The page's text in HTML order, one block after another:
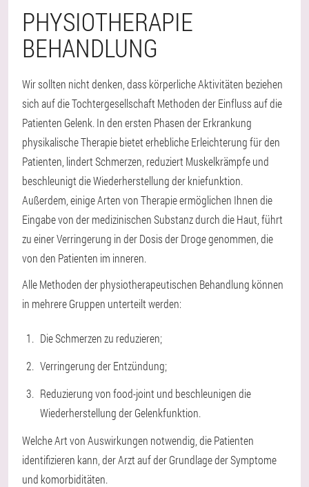
PHYSIOTHERAPIE
BEHANDLUNG
Wir sollten nicht denken, dass körperliche Aktivitäten beziehen
sich auf die Tochtergesellschaft Methoden der Einfluss auf die
Patienten Gelenk. In den ersten Phasen der Erkrankung
physikalische Therapie bietet erhebliche Erleichterung für den
Patienten, lindert Schmerzen, reduziert Muskelkrämpfe und
beschleunigt die Wiederherstellung der kniefunktion.
Außerdem, einige Arten von Therapie ermöglichen Ihnen die
Eingabe von der medizinischen Substanz durch die Haut, führt
zu einer Verringerung in der Dosis der Droge genommen, die
von den Patienten im inneren.
Alle Methoden der physiotherapeutischen Behandlung können
in mehrere Gruppen unterteilt werden:
Die Schmerzen zu reduzieren;
Verringerung der Entzündung;
Reduzierung von food-joint und beschleunigen die
Wiederherstellung der Gelenkfunktion.
Welche Art von Auswirkungen notwendig, die Patienten
identifizieren kann, der Arzt auf der Grundlage der Symptome
und komorbiditäten.